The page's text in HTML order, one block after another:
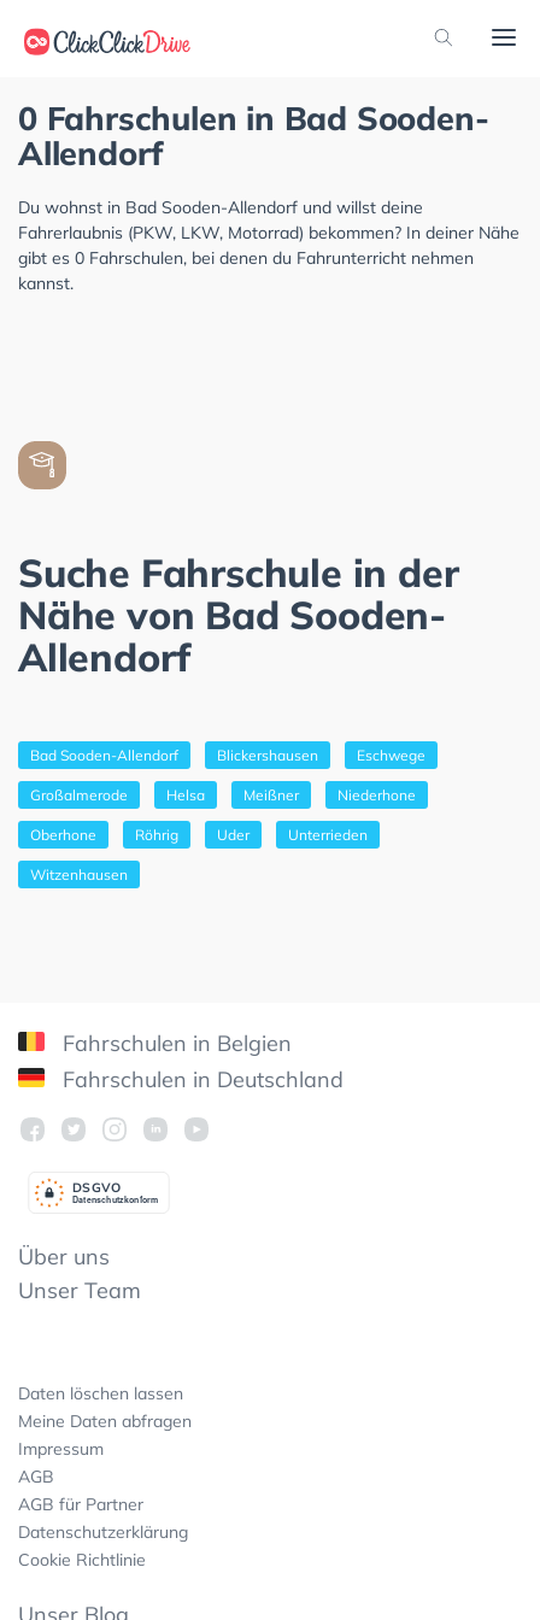
0 Fahrschulen in Bad Sooden-
Allendorf
Du wohnst in Bad Sooden-Allendorf und willst deine
Fahrerlaubnis (PKW, LKW, Motorrad) bekommen? In deiner Nähe
gibt es 0 Fahrschulen, bei denen du Fahrunterricht nehmen
kannst.
Suche Fahrschule in der
Nähe von Bad Sooden-
Allendorf
Bad Sooden-Allendorf Blickershausen Eschwege
Großalmerode Helsa Meißner Niederhone
Oberhone Röhrig Uder Unterrieden
Witzenhausen
Fahrschulen in Belgien
Fahrschulen in Deutschland
Datenschutzkonform
DSGVO
Über uns
Unser Team
Daten löschen lassen
Meine Daten abfragen
Impressum
AGB
AGB für Partner
Datenschutzerklärung
Cookie Richtlinie